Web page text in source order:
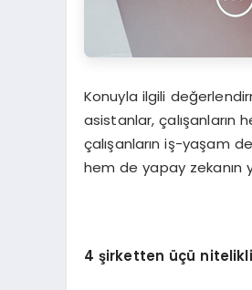
Konuyla ilgili
asistanlar, çalışanların
çalışanların iş-yaşam
hem de yapay zekanın
4 şirketten üçü